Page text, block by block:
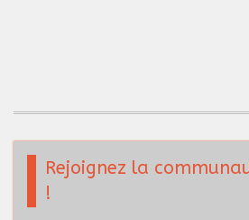
Rejoignez la
!